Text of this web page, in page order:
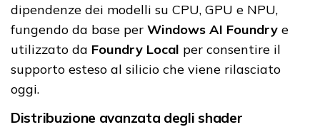
dipendenze dei modelli su CPU, GPU e NPU,
fungendo da base per Windows AI Foundry e
utilizzato da Foundry Local per consentire il
supporto esteso al silicio che viene rilasciato
oggi.
Distribuzione avanzata degli shader